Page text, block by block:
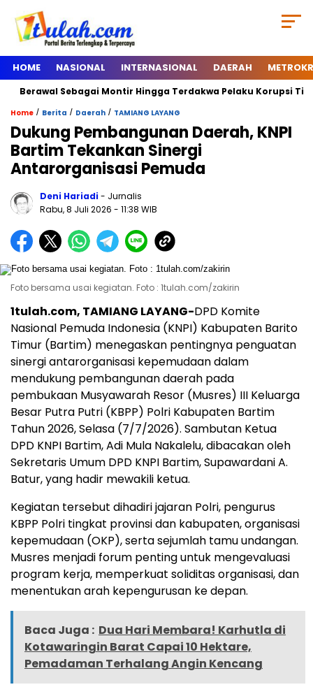
HOME NASIONAL INTERNASIONAL DAERAH
Berawal Sebagai Montir Hingga Terdakwa Pelaku Korupsi
Home / Berita / Daerah / TAMIANG LAYANG
Dukung Pembangunan Daerah, KNPI
Bartim Tekankan Sinergi
Antarorganisasi Pemuda
Deni Hariadi- Jurnalis
Rabu, 8 Juli 2026 - 11:38 WIB
Foto bersama usai kegiatan. Foto : 1tulah.com/zakirin
1tulah.com, TAMIANG LAYANG-DPD Komite
Nasional Pemuda Indonesia (KNPI) Kabupaten Barito
Timur (Bartim) menegaskan pentingnya penguatan
sinergi antarorganisasi kepemudaan dalam
mendukung pembangunan daerah pada
pembukaan Musyawarah Resor (Musres) III Keluarga
Besar Putra Putri (KBPP) Polri Kabupaten Bartim
Tahun 2026, Selasa (7/7/2026). Sambutan Ketua
DPD KNPI Bartim, Adi Mula Nakalelu, dibacakan oleh
Sekretaris Umum DPD KNPI Bartim, Supawardani A.
Batur, yang hadir mewakili ketua.
Kegiatan tersebut dihadiri jajaran Polri, pengurus
KBPP Polri tingkat provinsi dan kabupaten, organisasi
kepemudaan (OKP), serta sejumlah tamu undangan.
Musres menjadi forum penting untuk mengevaluasi
program kerja, memperkuat soliditas organisasi, dan
menentukan arah kepengurusan ke depan.
Baca Juga : Dua Hari Membara! Karhutla di
Kotawaringin Barat Capai 10 Hektare,
Pemadaman Terhalang Angin Kencang